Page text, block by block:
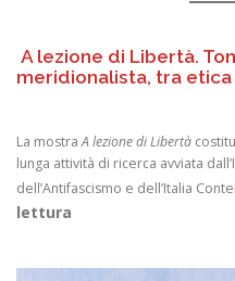
A lezione di Libertà.
meridionalista, tra
La mostraA lezione di Libertà
lunga attività di ricerca avviata
dell’Antifascismo e dell’Italia
lettura